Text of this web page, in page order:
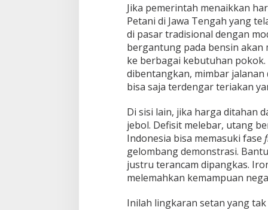
Jika pemerintah menaikkan
Petani di Jawa Tengah yang
di pasar tradisional dengan
bergantung pada bensin
ke berbagai kebutuhan
dibentangkan, mimbar
bisa saja terdengar teriakan
Di sisi lain, jika harga ditahan
jebol. Defisit melebar, utang
Indonesia bisa memasuki fase
gelombang demonstrasi.
justru terancam dipangkas.
melemahkan kemampuan
Inilah lingkaran setan yang